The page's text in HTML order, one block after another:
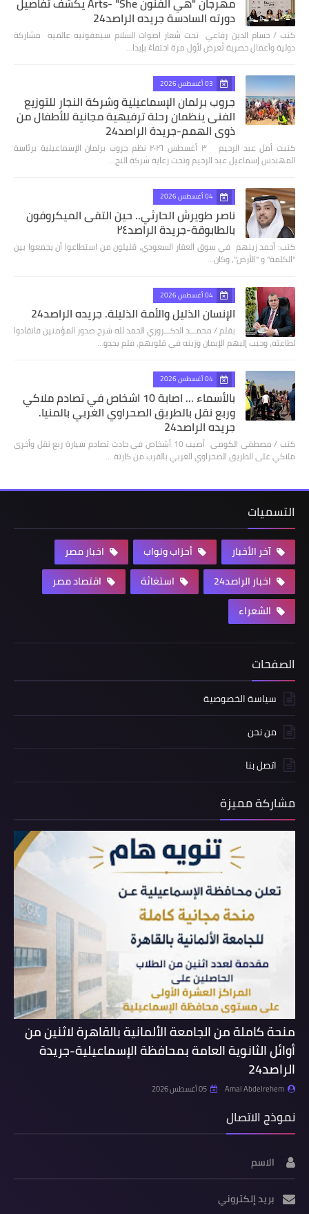
دورته السادسة جريده الراصد24
كتب / حسام الدين رفاعي تحت شعار اصوات السلام سيمفونيه عالميه مشاركة
دولية وأعمال حصرية تُعرض لأول مرة احتفاءً بإبدا…
03 أغسطس 2026
جروب برلمان الإسماعيلية وشركة النجار للتوزيع
الفنى ينظمان رحلة ترفيهية مجانية للأطفال من
ذوي الهمم-جريدة الراصد24
كتبت أمل عبد الرحيم ٣ أغسطس ٢٠٢٦ نظم جروب برلمان الإسماعيلية برئاسة
المهندس إسماعيل عبد الرحيم وتحت رعاية شركة النج…
04 أغسطس 2026
ناصر طويرش الحارثي.. حين التقى الميكروفون
بالطابوقة-جريدة الراصد٢٤
كتب: أحمد زينهم في سوق العقار السعودي، قليلون من استطاعوا أن يجمعوا بين
"الكلمة" و "الأرض"، وكان…
04 أغسطس 2026
الإنسان الذليل والأمة الذليلة. جريده الراصد24
بقلم / محمـــد الدكـــروري الحمد لله شرح صدور المؤمنين فانقادوا
لطاعته، وحبب إليهم الإيمان وزينه في قلوبهم، فلم يجدو…
04 أغسطس 2026
بالأسماء ... اصابة 10 اشخاص في تصادم ملاكي
وربع نقل بالطريق الصحراوي الغربي بالمنيا.
جريده الراصد24
كتب / مصطفى الكومى أصيب 10 أشخاص في حادث تصادم سيارة ربع نقل وأخرى
ملاكي على الطريق الصحراوي الغربي بالقرب من كارتة …
التسميات
آخر الأخبار أحزاب ونواب
اخبار مصر
اخبار الراصد24
استغاثة
اقتصاد مصر
الشعراء
الصفحات
سياسة الخصوصية
من نحن
اتصل بنا
مشاركة مميزة
منحة كاملة من الجامعة الألمانية بالقاهرة لاثنين من
أوائل الثانوية العامة بمحافظة الإسماعيلية-جريدة
الراصد24
Amal Abdelrehem 05 أغسطس 2026
نموذج الاتصال
الاسم
بريد إلكتروني